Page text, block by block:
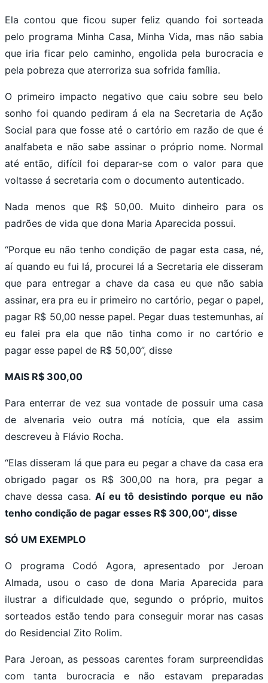
Ela contou que ficou super feliz quando foi sorteada
pelo programa Minha Casa, Minha Vida, mas não sabia
que iria ficar pelo caminho, engolida pela burocracia e
pela pobreza que aterroriza sua sofrida família.
O primeiro impacto negativo que caiu sobre seu belo
sonho foi quando pediram á ela na Secretaria de Ação
Social para que fosse até o cartório em razão de que é
analfabeta e não sabe assinar o próprio nome. Normal
até então, difícil foi deparar-se com o valor para que
voltasse á secretaria com o documento autenticado.
Nada menos que R$ 50,00. Muito dinheiro para os
padrões de vida que dona Maria Aparecida possui.
“Porque eu não tenho condição de pagar esta casa, né,
aí quando eu fui lá, procurei lá a Secretaria ele disseram
que para entregar a chave da casa eu que não sabia
assinar, era pra eu ir primeiro no cartório, pegar o papel,
pagar R$ 50,00 nesse papel. Pegar duas testemunhas, aí
eu falei pra ela que não tinha como ir no cartório e
pagar esse papel de R$ 50,00”, disse
MAIS R$ 300,00
Para enterrar de vez sua vontade de possuir uma casa
de alvenaria veio outra má notícia, que ela assim
descreveu à Flávio Rocha.
“Elas disseram lá que para eu pegar a chave da casa era
obrigado pagar os R$ 300,00 na hora, pra pegar a
chave dessa casa. Aí eu tô desistindo porque eu não
tenho condição de pagar esses R$ 300,00”, disse
SÓ UM EXEMPLO
O programa Codó Agora, apresentado por Jeroan
Almada, usou o caso de dona Maria Aparecida para
ilustrar a dificuldade que, segundo o próprio, muitos
sorteados estão tendo para conseguir morar nas casas
do Residencial Zito Rolim.
Para Jeroan, as pessoas carentes foram surpreendidas
com tanta burocracia e não estavam preparadas